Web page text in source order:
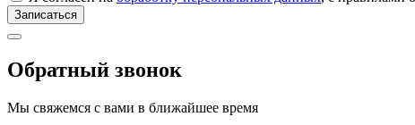
Записаться
Обратный звонок
Мы свяжемся с вами в ближайшее время